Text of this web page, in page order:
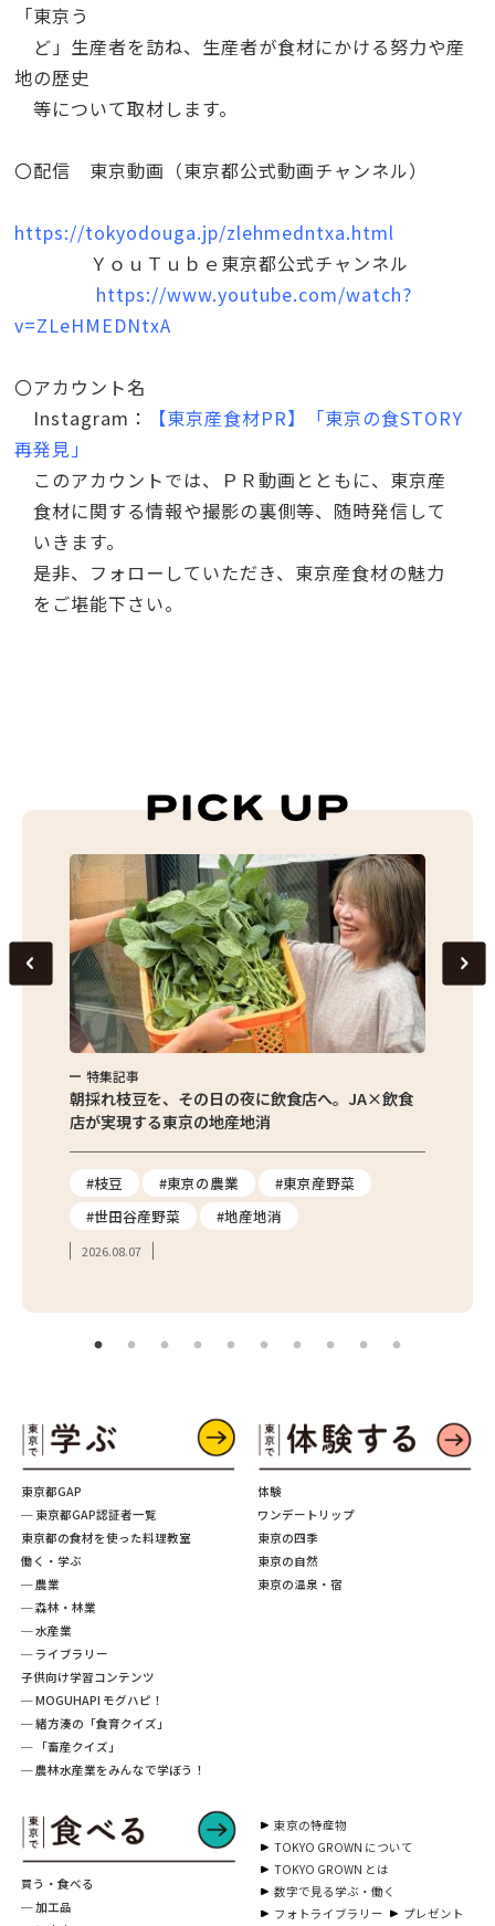
「東京う
ど」生産者を訪ね、生産者が食材にかける努力や産
地の歴史
等について取材します。
〇配信 東京動画（東京都公式動画チャンネル）
https://tokyodouga.jp/zlehmedntxa.html
ＹｏｕＴｕｂｅ東京都公式チャンネル
https://www.youtube.com/watch?
v=ZLeHMEDNtxA
〇アカウント名
Instagram ： 【東京産食材PR】「東京の食STORY
再発見」
このアカウントでは、ＰＲ動画とともに、東京産
食材に関する情報や撮影の裏側等、随時発信して
いきます。
是非、フォローしていただき、東京産食材の魅力
をご堪能下さい。
特集記事
朝採れ枝豆を、その日の夜に飲食店へ。JA×飲食
店が実現する東京の地産地消
#枝豆 #東京の農業
#東京産野菜
#世田谷産野菜
#地産地消
2026.08.07
東京都GAP
─ 東京都GAP認証者一覧
東京都の食材を使った料理教室
働く・学ぶ
─ 農業
─ 森林・林業
─ 水産業
─ ライブラリー
子供向け学習コンテンツ
─ MOGUHAPI モグハピ！
─ 緒方湊の「食育クイズ」
─ 「畜産クイズ」
─ 農林水産業をみんなで学ぼう！
買う・食べる
─ 加工品
体験
ワンデートリップ
東京の四季
東京の自然
東京の温泉・宿
東京の特産物
TOKYO GROWN について
TOKYO GROWN とは
数字で見る学ぶ・働く
フォトライブラリー
プレゼント